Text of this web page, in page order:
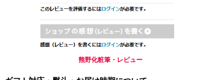
熊野化粧筆・レビュー